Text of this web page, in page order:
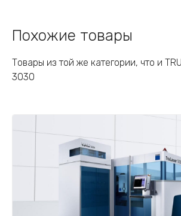
Похожие товары
Товары из той же категории, что и
3030